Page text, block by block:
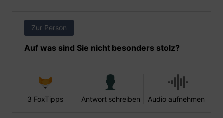
Zur Person
Auf was sind Sie nicht besonders stolz?
3 FoxTipps Antwort schreiben Audio aufnehmen